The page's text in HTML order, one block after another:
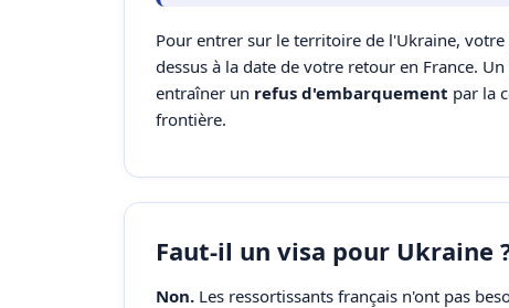
Pour entrer sur le territoire de l'Ukraine,
dessus à la date de votre retour en France.
entraîner un refus d'embarquement par la
frontière.
Faut-il un visa pour Ukraine
Non. Les ressortissants français n'ont pas